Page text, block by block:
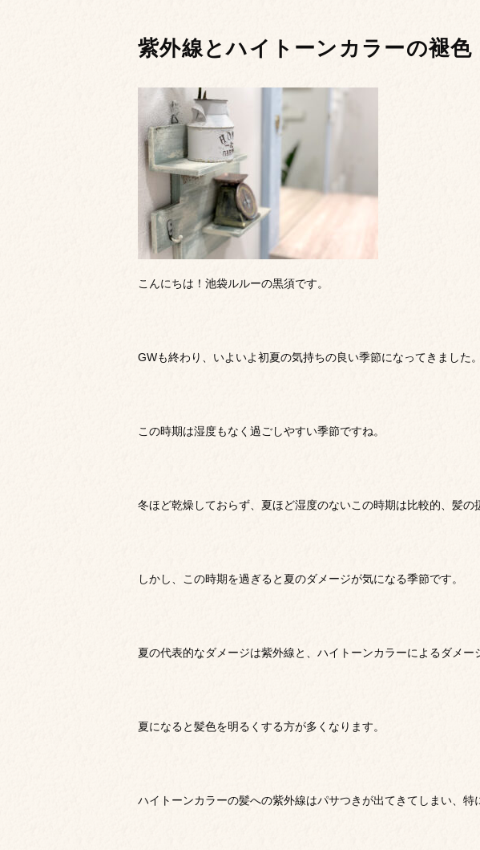
紫外線とハイトーンカラーの褪色
こんにちは！池袋ルルーの黒須です。
GWも終わり、いよいよ初夏の気持ちの良い季節になってきました。
この時期は湿度もなく過ごしやすい季節ですね。
冬ほど乾燥しておらず、夏ほど湿度のないこの時期は比較的、髪の
しかし、この時期を過ぎると夏のダメージが気になる季節です。
夏の代表的なダメージは紫外線と、ハイトーンカラーによるダメー
夏になると髪色を明るくする方が多くなります。
ハイトーンカラーの髪への紫外線はパサつきが出てきてしまい、特